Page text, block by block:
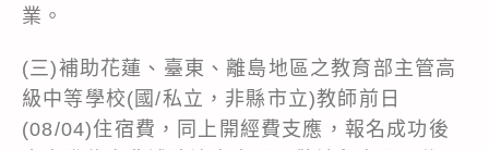
業。
(三)補助花蓮、臺東、離島地區之教育部主管高
級中等學校(國/私立，非縣市立)教師前日
(08/04)住宿費，同上開經費支應，報名成功後